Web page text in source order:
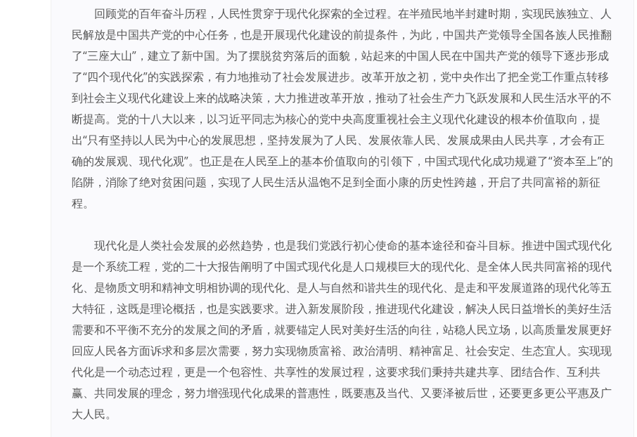
回顾党的百年奋斗历程，人民性贯穿于现代化探索的全过程。在半殖民地半封建时期，实现民族独立、人
民解放是中国共产党的中心任务，也是开展现代化建设的前提条件，为此，中国共产党领导全国各族人民推翻
了“三座大山”，建立了新中国。为了摆脱贫穷落后的面貌，站起来的中国人民在中国共产党的领导下逐步形成
了“四个现代化”的实践探索，有力地推动了社会发展进步。改革开放之初，党中央作出了把全党工作重点转移
到社会主义现代化建设上来的战略决策，大力推进改革开放，推动了社会生产力飞跃发展和人民生活水平的不
断提高。党的十八大以来，以习近平同志为核心的党中央高度重视社会主义现代化建设的根本价值取向，提
出“只有坚持以人民为中心的发展思想，坚持发展为了人民、发展依靠人民、发展成果由人民共享，才会有正
确的发展观、现代化观”。也正是在人民至上的基本价值取向的引领下，中国式现代化成功规避了“资本至上”的
陷阱，消除了绝对贫困问题，实现了人民生活从温饱不足到全面小康的历史性跨越，开启了共同富裕的新征
程。
现代化是人类社会发展的必然趋势，也是我们党践行初心使命的基本途径和奋斗目标。推进中国式现代化
是一个系统工程，党的二十大报告阐明了中国式现代化是人口规模巨大的现代化、是全体人民共同富裕的现代
化、是物质文明和精神文明相协调的现代化、是人与自然和谐共生的现代化、是走和平发展道路的现代化等五
大特征，这既是理论概括，也是实践要求。进入新发展阶段，推进现代化建设，解决人民日益增长的美好生活
需要和不平衡不充分的发展之间的矛盾，就要锚定人民对美好生活的向往，站稳人民立场，以高质量发展更好
回应人民各方面诉求和多层次需要，努力实现物质富裕、政治清明、精神富足、社会安定、生态宜人。实现现
代化是一个动态过程，更是一个包容性、共享性的发展过程，这要求我们秉持共建共享、团结合作、互利共
赢、共同发展的理念，努力增强现代化成果的普惠性，既要惠及当代、又要泽被后世，还要更多更公平惠及广
大人民。